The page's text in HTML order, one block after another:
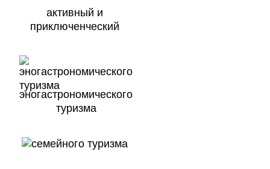
активный и
приключенческий
эногастрономического
туризма